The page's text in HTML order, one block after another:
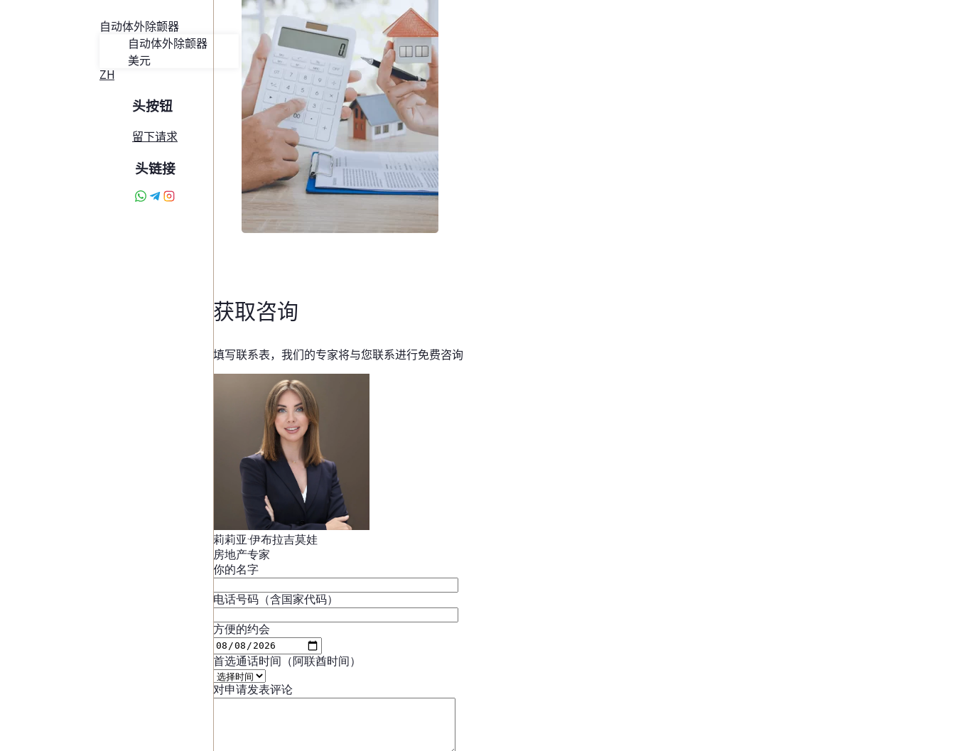
自动体外除颤器
自动体外除颤器
美元
ZH
头按钮
留下请求
头链接
获取咨询
填写联系表，我们的专家将与您联系进行免费咨询
莉莉亚·伊布拉吉莫娃
房地产专家
你的名字
电话号码（含国家代码）
方便的约会
首选通话时间（阿联酋时间）
对申请发表评论